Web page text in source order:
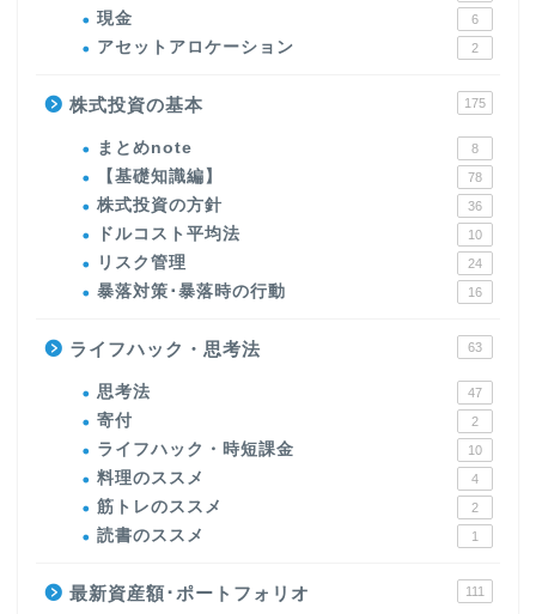
現金 6
アセットアロケーション 2
株式投資の基本 175
まとめnote 8
【基礎知識編】 78
株式投資の方針 36
ドルコスト平均法 10
リスク管理 24
暴落対策･暴落時の行動 16
ライフハック・思考法 63
思考法 47
寄付 2
ライフハック・時短課金 10
料理のススメ 4
筋トレのススメ 2
読書のススメ 1
最新資産額･ポートフォリオ 111